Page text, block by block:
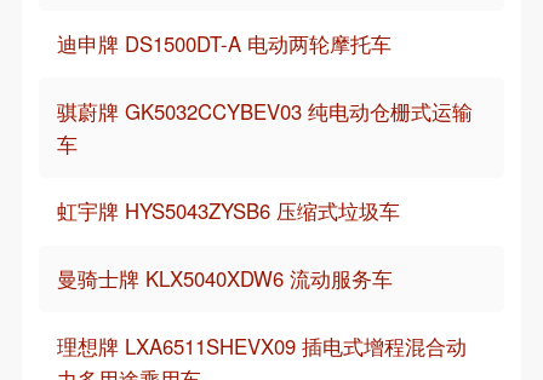
迪申牌 DS1500DT-A 电动两轮摩托车
骐蔚牌 GK5032CCYBEV03 纯电动仓栅式运输
车
虹宇牌 HYS5043ZYSB6 压缩式垃圾车
曼骑士牌 KLX5040XDW6 流动服务车
理想牌 LXA6511SHEVX09 插电式增程混合动